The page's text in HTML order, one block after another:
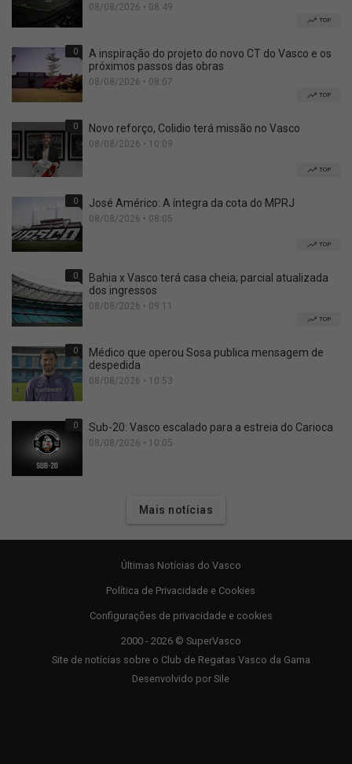
08/08/2026 • 08:49
TOP
0
A inspiração do projeto do novo CT do Vasco e os
próximos passos das obras
08/08/2026 • 08:07
TOP
0 Novo reforço, Colidio terá missão no Vasco
08/08/2026 • 10:09
TOP
0 José Américo: A íntegra da cota do MPRJ
08/08/2026 • 08:05
TOP
0
Bahia x Vasco terá casa cheia; parcial atualizada
dos ingressos
08/08/2026 • 09:11
TOP
0
Médico que operou Sosa publica mensagem de
despedida
08/08/2026 • 10:53
0 Sub-20: Vasco escalado para a estreia do Carioca
08/08/2026 • 10:05
Mais notícias
Últimas Notícias do Vasco
Política de Privacidade e Cookies
Configurações de privacidade e cookies
2000 - 2026 © SuperVasco
Site de notícias sobre o Club de Regatas Vasco da Gama
Desenvolvido por Sile